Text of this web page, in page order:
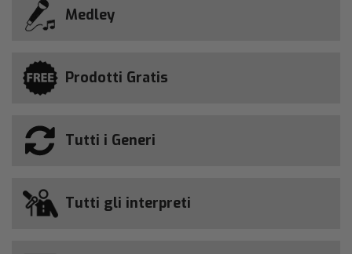
Medley
Prodotti Gratis
Tutti i Generi
Tutti gli interpreti